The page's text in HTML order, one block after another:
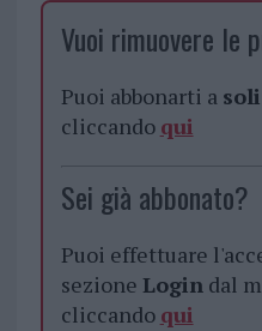
Vuoi rimuovere le
Puoi abbonarti a
cliccando qui
Sei già abbonato?
Puoi effettuare
sezione Logindal
cliccando qui